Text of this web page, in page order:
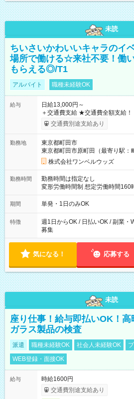
未読
ちいさいかわいいキャラのイ
場所で働ける☆来社不要！働
もらえる◎/T1
アルバイト 職種未経験OK
給与
日給13,000円～
＋交通費支給 ★交通費全額支給！ ┗案件により規定あり ★日払
いOK！（規定あり） ┗働いたそ
ンビニATMから 日払い分を引き落とせます！
交通費別途支給あり
勤務地
東京都町田市
東京都町田市原町田（最寄り駅：
株式会社ワンベルウッズ
勤務時間
勤務時間は指定なし
変形労働時間制 想定労働時間160時間/月 【シフト例
～21：00
期間 単発・1日のみOK
特徴
週1日からOK / 日払いOK / 副業・
募集
気になる！ 応募する
未読
座り仕事！給与即払いOK！高
ガラス製品の検査
派遣 職種未経験OK 社会人未経験OK
WEB登録・面接OK
給与
時給1600円
交通費別途支給あり